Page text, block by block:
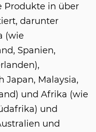
Produkte in über
darunter
(wie
Spanien,
Japan, Malaysia,
und Afrika (wie
und
und